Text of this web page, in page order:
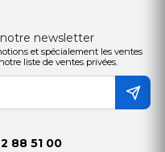
newsletter
et spécialement les ventes
liste de ventes privées.
88 51 00